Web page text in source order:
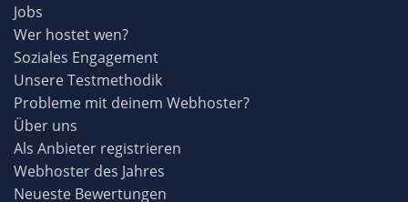
Jobs
Wer hostet wen?
Soziales Engagement
Unsere Testmethodik
Probleme mit deinem Webhoster?
Über uns
Als Anbieter registrieren
Webhoster des Jahres
Neueste Bewertungen